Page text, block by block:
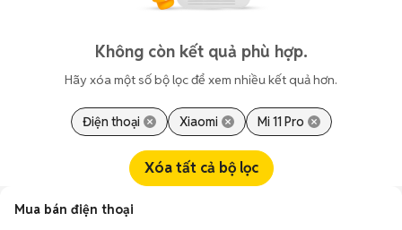
Không còn kết quả phù hợp.
Hãy xóa một số bộ lọc để xem nhiều kết quả hơn.
Điện thoại Xiaomi Mi 11 Pro
Xóa tất cả bộ lọc
Mua bán điện thoại